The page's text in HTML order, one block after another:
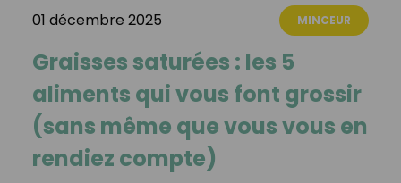
01 décembre 2025 MINCEUR
Graisses saturées : les 5
aliments qui vous font grossir
(sans même que vous vous en
rendiez compte)